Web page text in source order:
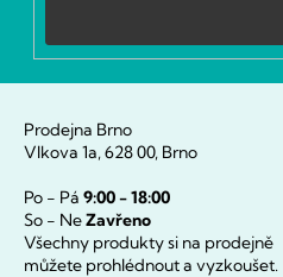
se
Prodejna Brno
Vlkova 1a, 628 00, Brno
Po - Pá 9:00 - 18:00
So - NeZavřeno
Všechny produkty si na prodejně
můžete prohlédnout a vyzkoušet.